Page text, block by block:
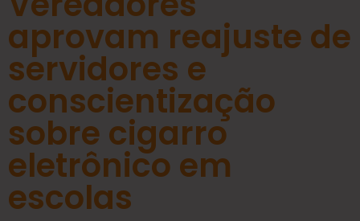
aprovam reajuste de
servidores e
conscientização
sobre cigarro
eletrônico em
escolas